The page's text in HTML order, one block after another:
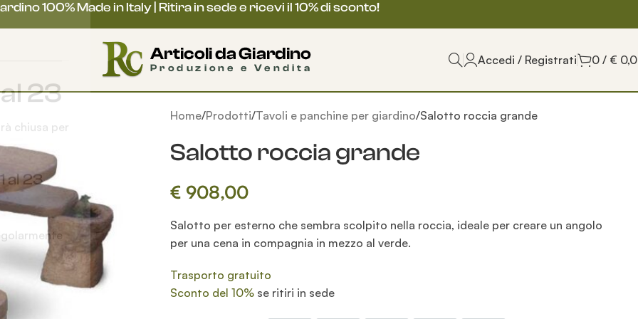
23
chiusa per
al 23
100% Made in Italy | Ritira in sede e ricevi il 10% di sconto!
Accedi / Registrati 0 / €
Home Prodotti Tavoli e panchine per giardino Salotto roccia grande
Salotto roccia grande
€ 908,00
Salotto per esterno che sembra scolpito nella roccia, ideale per creare un angolo
per una cena in compagnia in mezzo al verde.
Trasporto gratuito
Sconto del 10% se ritiri in sede